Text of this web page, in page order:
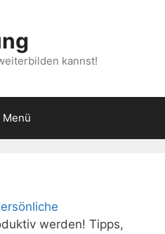
kannst!
Menü
werden! Tipps,